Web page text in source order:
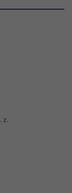
z.